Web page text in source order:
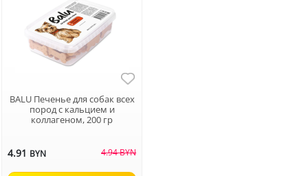
BALU Печенье для собак всех
пород с кальцием и
коллагеном, 200 гр
4.91 BYN 4.94 BYN